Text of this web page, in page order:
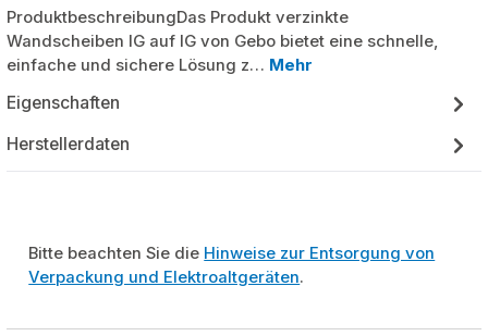
ProduktbeschreibungDas Produkt verzinkte
Wandscheiben IG auf IG von Gebo bietet eine schnelle,
einfache und sichere Lösung z… Mehr
Eigenschaften
Herstellerdaten
Bitte beachten Sie die Hinweise zur Entsorgung von
Verpackung und Elektroaltgeräten.